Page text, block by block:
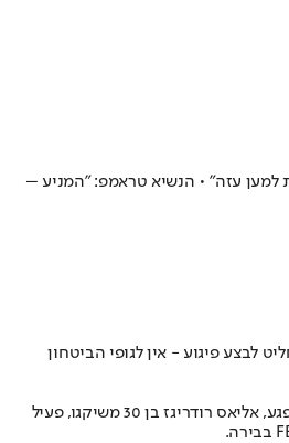
למען עזה" • הנשיא טראמפ: "המניע –
לבצע פיגוע - אין לגופי הביטחון
ירון לישינסקי (30) ושרה לין מילגרם (26), שני עובדי השגרירות הישראלית בוושינגטון, נרצחו בליל יום רביעי (שעון ארה"ב) בפיגוע ירי מחריד מחוץ למוזיאון היהודי בבירת ארה״ב. המפגע, אליאס רודריגז בן 30 משיקגו, פעיל